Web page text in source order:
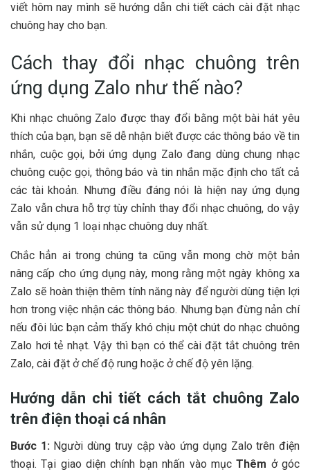
viết hôm nay mình sẽ hướng dẫn chi tiết cách cài đặt nhạc
chuông hay cho bạn.
Cách thay đổi nhạc chuông trên
ứng dụng Zalo như thế nào?
Khi nhạc chuông Zalo được thay đổi bằng một bài hát yêu
thích của bạn, bạn sẽ dễ nhận biết được các thông báo về tin
nhắn, cuộc gọi, bởi ứng dụng Zalo đang dùng chung nhạc
chuông cuộc gọi, thông báo và tin nhắn mặc định cho tất cả
các tài khoản. Nhưng điều đáng nói là hiện nay ứng dụng
Zalo vẫn chưa hỗ trợ tùy chỉnh thay đổi nhạc chuông, do vậy
vẫn sử dụng 1 loại nhạc chuông duy nhất.
Chắc hẳn ai trong chúng ta cũng vẫn mong chờ một bản
nâng cấp cho ứng dụng này, mong rằng một ngày không xa
Zalo sẽ hoàn thiện thêm tính năng này để người dùng tiện lợi
hơn trong việc nhận các thông báo. Nhưng bạn đừng nản chí
nếu đôi lúc bạn cảm thấy khó chịu một chút do nhạc chuông
Zalo hơi tẻ nhạt. Vậy thì bạn có thể cài đặt tắt chuông trên
Zalo, cài đặt ở chế độ rung hoặc ở chế độ yên lặng.
Hướng dẫn chi tiết cách tắt chuông Zalo
trên điện thoại cá nhân
Bước 1:Người dùng truy cập vào ứng dụng Zalo trên điện
thoại. Tại giao diện chính bạn nhấn vào mụcThêm ở góc